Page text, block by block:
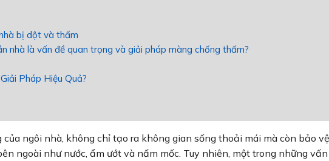
bị dột và thấm
nhà là vấn đề quan trọng và giải pháp màng chống thấm?
Pháp Hiệu Quả?
ngôi nhà, không chỉ tạo ra không gian sống thoải mái mà còn bảo vệ
ngoài như nước, ẩm ướt và nấm mốc. Tuy nhiên, một trong những vấn